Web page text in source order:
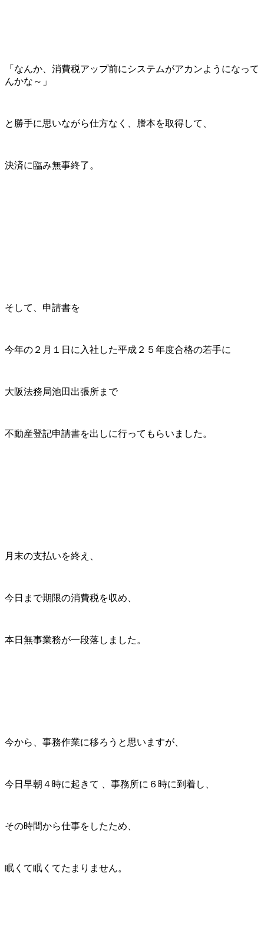
「なんか、消費税アップ前にシステムがアカンようになって
んかな～」
と勝手に思いながら仕方なく、謄本を取得して、
決済に臨み無事終了。
そして、申請書を
今年の２月１日に入社した平成２５年度合格の若手に
大阪法務局池田出張所まで
不動産登記申請書を出しに行ってもらいました。
月末の支払いを終え、
今日まで期限の消費税を収め、
本日無事業務が一段落しました。
今から、事務作業に移ろうと思いますが、
今日早朝４時に起きて 、事務所に６時に到着し、
その時間から仕事をしたため、
眠くて眠くてたまりません。